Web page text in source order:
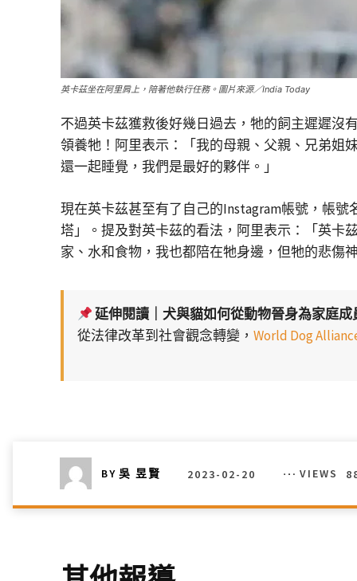
英卡茲坐在阿里肩上，陪著他執行任務。圖片來源／India Today
不過英卡茲獲救後好幾日過去，牠的飼主遲遲沒
領養牠！阿里表示：「我的母親、父親、兄弟姐
還一起睡覺，我們是最好的夥伴。」
現在英卡茲甚至有了自己的Instagram帳號，帳號
塔」。提及對英卡茲的看法，阿里表示：「英卡
家、水和食物，我也都陪在牠身邊，但牠的悲傷
延伸閱讀｜犬與貓如何從動物晉身為家庭成
從法律改革到社會觀念轉變， World Dog
BY 吳 昱賢 2023-02-20 VIEWS